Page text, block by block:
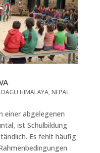
DAGU HIMALAYA,NEPAL
einer abgelegenen
ist Schulbildung
Es fehlt häufig